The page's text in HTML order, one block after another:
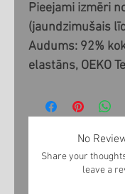
Pieejami izmēri
(jaundzimušais
Audums: 92%
elastāns, OEKO
No
Share your
leave a